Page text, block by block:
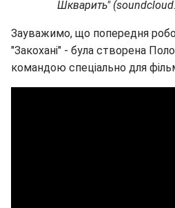
Шкварить"
Зауважимо, що попередня
"Закохані" - була створена
командою спеціально для